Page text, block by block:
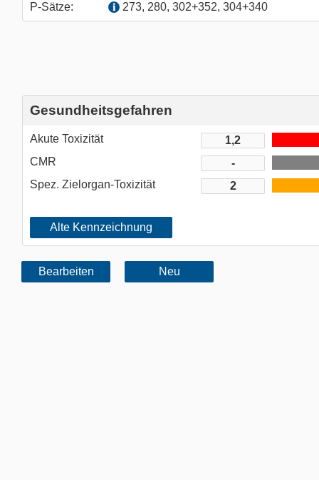
P-Sätze:
273, 280, 302+352, 304+340
Gesundheitsgefahren
Akute Toxizität
CMR
Spez. Zielorgan-Toxizität